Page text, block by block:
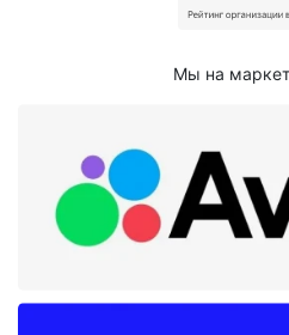
Мы на